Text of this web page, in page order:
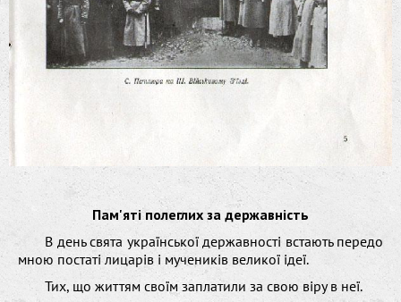
Пам'яті полеглих за державність
В день свята української державності встають передо
мною постаті лицарів і мучеників великої ідеї.
Тих, що життям своїм заплатили за свою віру в неї.